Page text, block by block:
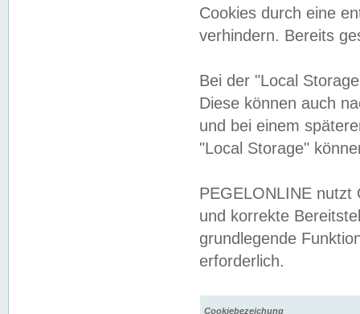
Cookies durch eine
verhindern. Bereits
Bei der "Local
Diese können auch
und bei einem
"Local Storage"
PEGELONLINE nutzt
und korrekte
grundlegende
erforderlich.
Cookiebezeichung